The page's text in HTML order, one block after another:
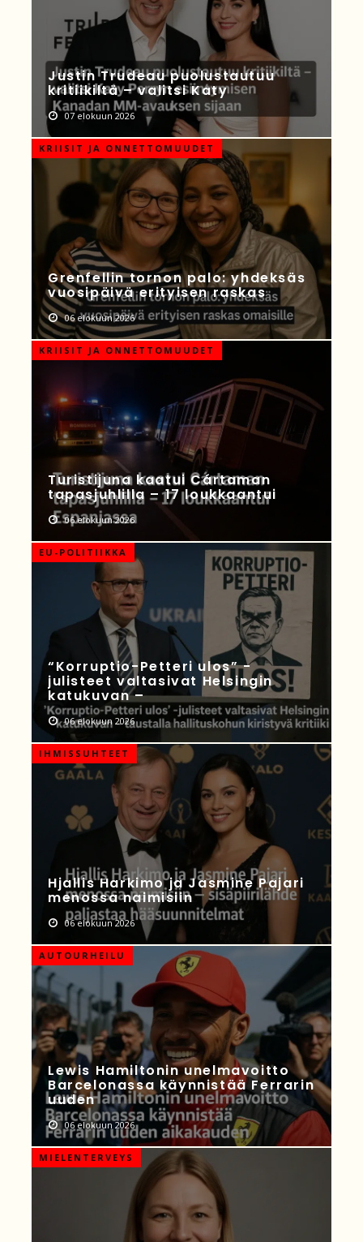
Justin Trudeau puolustautuu
kritiikiltä – valitsi Katy
07 elokuun 2026
KRIISIT JA ONNETTOMUUDET
Grenfellin tornon palo: yhdeksäs
vuosipäivä erityisen raskas
06 elokuun 2026
KRIISIT JA ONNETTOMUUDET
Turistijuna kaatui Cártaman
tapasjuhlilla – 17 loukkaantui
06 elokuun 2026
EU-POLITIIKKA
“Korruptio-Petteri ulos” -
julisteet valtasivat Helsingin
katukuvan –
06 elokuun 2026
IHMISSUHTEET
Hjallis Harkimo ja Jasmine Pajari
menossa naimisiin
06 elokuun 2026
AUTOURHEILU
Lewis Hamiltonin unelmavoitto
Barcelonassa käynnistää Ferrarin
uuden
06 elokuun 2026
MIELENTERVEYS